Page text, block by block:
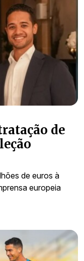
de
de euros à
europeia